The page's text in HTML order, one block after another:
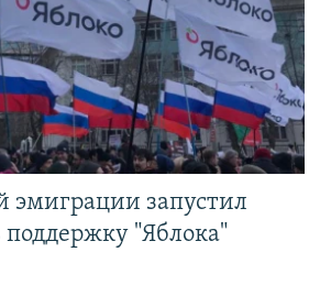
эмиграции запустил
"Яблока"